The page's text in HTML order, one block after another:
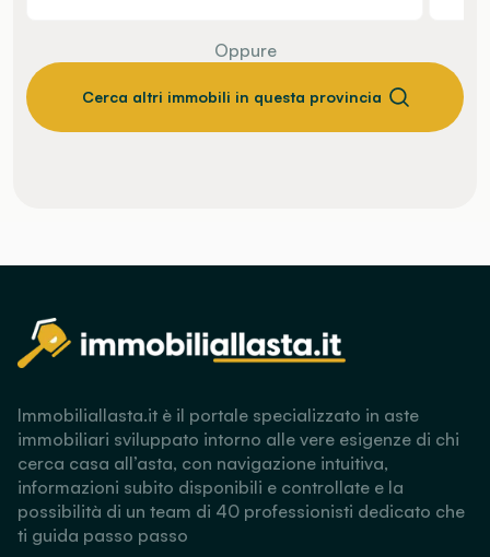
Oppure
Cerca altri immobili in questa provincia
Immobiliallasta.it è il portale specializzato in aste
immobiliari sviluppato intorno alle vere esigenze di chi
cerca casa all’asta, con navigazione intuitiva,
informazioni subito disponibili e controllate e la
possibilità di un team di 40 professionisti dedicato che
ti guida passo passo